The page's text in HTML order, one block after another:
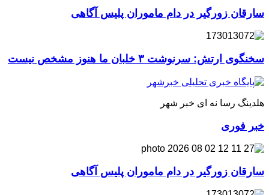
سارقان زورگیر در دام ماموران پلیس آگاهی
سخنگوی ارتش: سرنوشت ۳ خلبان ما هنوز مشخص نیست
هلدینگ رسا نه ای خبر شهر
خبر فوری
سارقان زورگیر در دام ماموران پلیس آگاهی